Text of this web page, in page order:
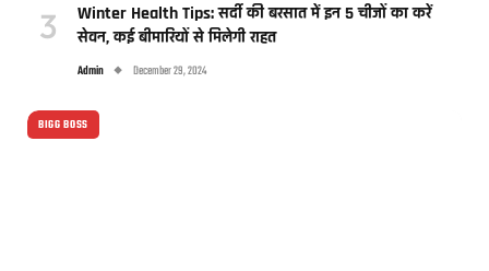
Winter Health Tips: सर्दी की बरसात में इन 5 चीजों का करें
सेवन, कई बीमारियों से मिलेगी राहत
Admin December 29, 2024
BIGG BOSS